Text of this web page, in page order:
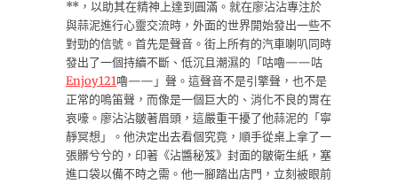
**，以助其在精神上達到圓滿。就在廖沾沾專注於
與蒜泥進行心靈交流時，外面的世界開始發出一些不
對勁的信號。首先是聲音。街上所有的汽車喇叭同時
發出了一個持續不斷、低沉且潮濕的「咕嚕——咕
Enjoy121嚕——」聲。這聲音不是引擎聲，也不是
正常的鳴笛聲，而像是一個巨大的、消化不良的胃在
哀嚎。廖沾沾皺著眉頭，這嚴重干擾了他蒜泥的「寧
靜冥想」。他決定出去看個究竟，順手從桌上拿了一
張髒兮兮的，印著《沾醬秘笈》封面的皺衛生紙，塞
進口袋以備不時之需。他一腳踏出店門，立刻被眼前